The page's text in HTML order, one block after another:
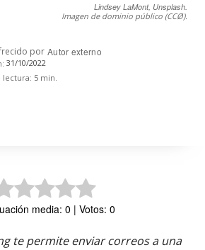
Lindsey LaMont, Unsplash.
Imagen de dominio público (CCØ).
por Autor externo
31/10/2022
lectura: 5 min.
media: 0 | Votos: 0
te permite enviar correos a una